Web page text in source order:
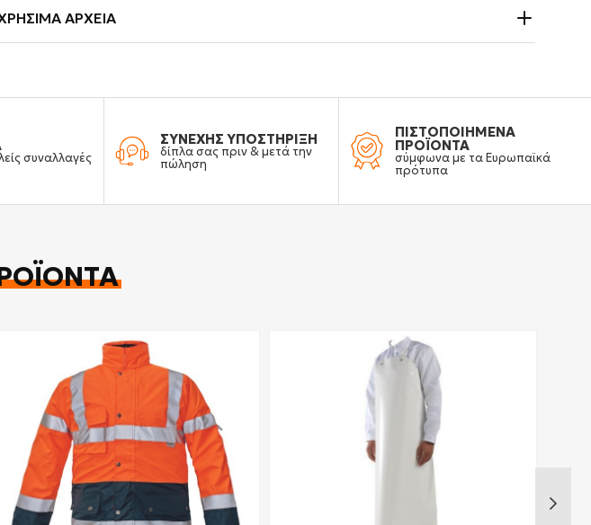
ΑΡΧΕΊΑ
συναλλαγές
ΣΥΝΕΧΗΣ ΥΠΟΣΤΗΡΙΞΗ
δίπλα σας πριν & μετά την
πώληση
ΠΙΣΤΟΠΟΙΗΜΕΝΑ
ΠΡΟΪΟΝΤΑ
σύμφωνα με τα Ευρωπαϊκά
πρότυπα